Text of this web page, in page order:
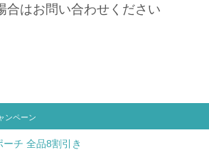
合はお問い合わせください
ンペーン
チ 全品8割引き